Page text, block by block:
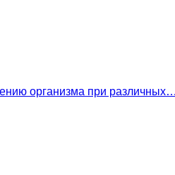
организма при